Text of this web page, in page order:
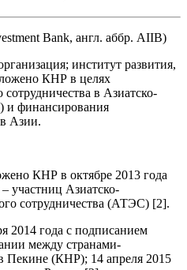
Bank, англ. аббр. AIIB)
институт развития,
КНР в целях
в Азиатско-
и финансирования
Азии.
КНР в октябре 2013 года
участниц Азиатско-
сотрудничества (АТЭС) [2].
2014 года с подписанием
между странами-
Пекине (КНР); 14 апреля 2015